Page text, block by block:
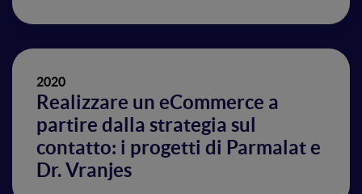
2020
Realizzare un eCommerce a
partire dalla strategia sul
contatto: i progetti di Parmalat e
Dr. Vranjes